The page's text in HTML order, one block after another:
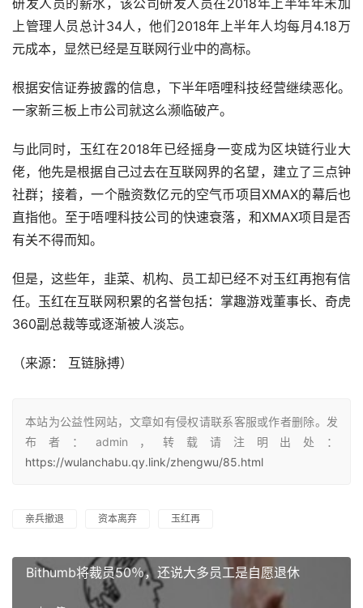
研发人员的薪水，该公司研发人员在2018年上半年年末加
上管理人员总计34人，他们2018年上半年人均每月4.18万
元成本，显然已经是互联网行业中的高标。
根据安信证券披露的信息，下半年唔哩科技经营继续恶化。
一家新三板上市公司就这么濒临破产。
与此同时，玉红在2018年已经摇身一变成为区块链行业大
佬，他先是根据自己过去在互联网界的名望，建立了三点钟
社群；接着，一个融资数亿元的空气币项目XMAX的幕后也
直指他。至于唔哩科技公司的快速衰落，和XMAX项目是否
有关不得而知。
但是，这些年，韭菜、机构、员工却已经不对玉红再抱有信
任。玉红在互联网积累的名誉包括：掌趣游戏董事长、奇虎
360副总裁等或逐渐被人淡忘。
（来源： 互链脉搏）
本站为公益性网站，文章如有侵权请联系客服或作者删除。发
布者：admin，转载请注明出处：
https://wulanchabu.qy.link/zhengwu/85.html
亲兵撤退 资本离弃 玉红再
Bithumb将裁员50％，还说大多员工是自愿退休